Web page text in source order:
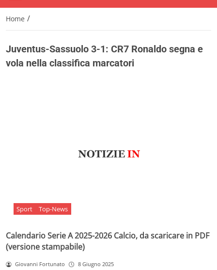
Home /
Juventus-Sassuolo 3-1: CR7 Ronaldo segna e
vola nella classifica marcatori
Sport Top-News
Calendario Serie A 2025-2026 Calcio, da scaricare in PDF
(versione stampabile)
Giovanni Fortunato 8 Giugno 2025